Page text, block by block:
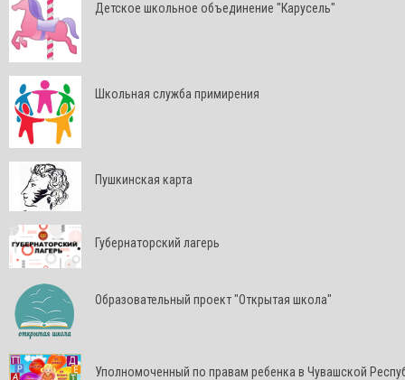
Детское школьное объединение "Карусель"
Школьная служба примирения
Пушкинская карта
Губернаторский лагерь
Образовательный проект "Открытая школа"
Уполномоченный по правам ребенка в Чувашской